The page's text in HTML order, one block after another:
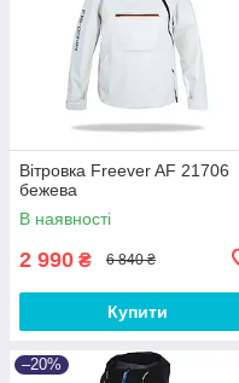
Вітровка Freever AF 21706
бежева
В наявності
2 990 ₴ 6 840 ₴
Купити
–20%